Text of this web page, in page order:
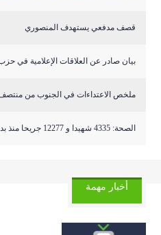
قصف مدفعي يستهدف المنصوري
بيان صادر عن العلاقات الإعلامية في
ملخص الاعتداءات في الجنوب من
الصحة: 4335 شهيدا و 12277 جريحا منذ بدء العدوان
أخبار مهمة